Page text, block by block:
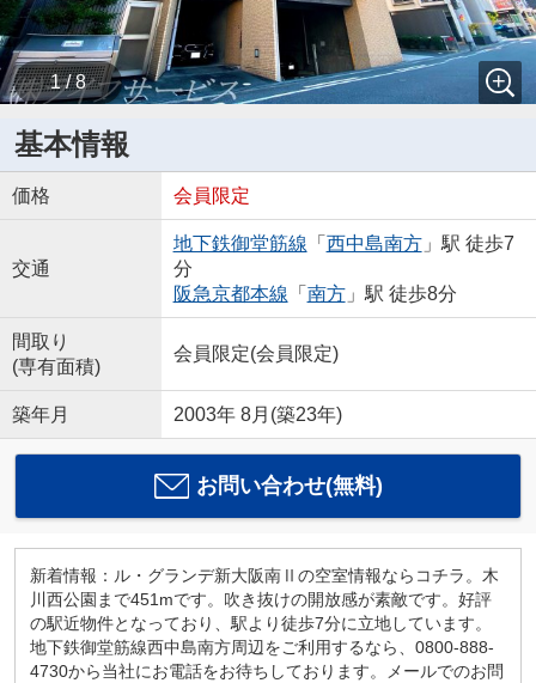
1 / 8
基本情報
価格 会員限定
交通
地下鉄御堂筋線 「 西中島南方」駅 徒歩7
分
阪急京都本線 「 南方」駅 徒歩8分
間取り
(専有面積)
会員限定(会員限定)
築年月 2003年 8月(築23年)
お問い合わせ(無料)
新着情報：ル・グランデ新大阪南Ⅱの空室情報ならコチラ。木
川西公園まで451mです。吹き抜けの開放感が素敵です。好評
の駅近物件となっており、駅より徒歩7分に立地しています。
地下鉄御堂筋線西中島南方周辺をご利用するなら、0800-888-
4730から当社にお電話をお待ちしております。メールでのお問